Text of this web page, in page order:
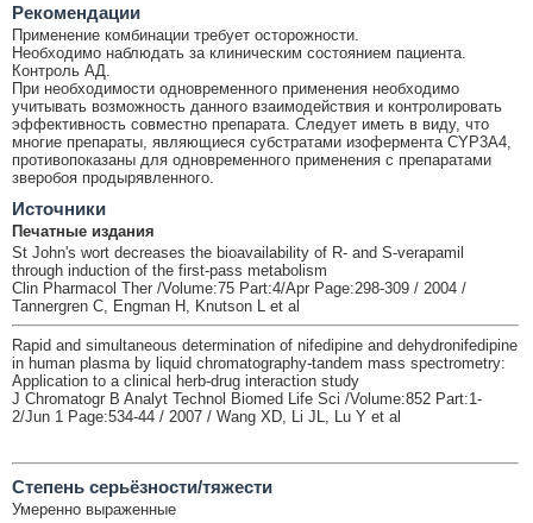
Рекомендации
Применение комбинации требует осторожности.
Необходимо наблюдать за клиническим состоянием пациента.
Контроль АД.
При необходимости одновременного применения необходимо
учитывать возможность данного взаимодействия и контролировать
эффективность совместно препарата. Следует иметь в виду, что
многие препараты, являющиеся субстратами изофермента CYP3A4,
противопоказаны для одновременного применения с препаратами
зверобоя продырявленного.
Источники
Печатные издания
St John's wort decreases the bioavailability of R- and S-verapamil
through induction of the first-pass metabolism
Clin Pharmacol Ther /Volume:75 Part:4/Apr Page:298-309 / 2004 /
Tannergren C, Engman H, Knutson L et al
Rapid and simultaneous determination of nifedipine and dehydronifedipine
in human plasma by liquid chromatography-tandem mass spectrometry:
Application to a clinical herb-drug interaction study
J Chromatogr B Analyt Technol Biomed Life Sci /Volume:852 Part:1-
2/Jun 1 Page:534-44 / 2007 / Wang XD, Li JL, Lu Y et al
Cтепень серьёзности/тяжести
Умеренно выраженные